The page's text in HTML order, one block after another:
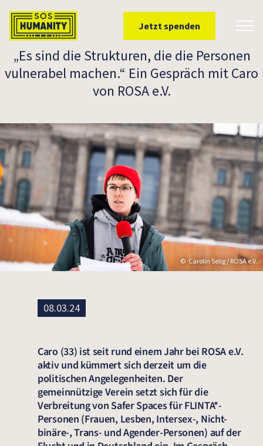
Jetzt spenden
„Es sind die Strukturen, die die Personen
vulnerabel machen.“ Ein Gespräch mit Caro
von ROSA e.V.
Carolin Selig / ROSA e.V.
08.03.24
Caro (33) ist seit rund einem Jahr bei ROSA e.V.
aktiv und kümmert sich derzeit um die
politischen Angelegenheiten. Der
gemeinnützige Verein setzt sich für die
Verbreitung von Safer Spaces für FLINTA*-
Personen (Frauen, Lesben, Intersex-, Nicht-
binäre-, Trans- und Agender-Personen) auf der